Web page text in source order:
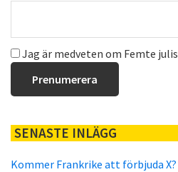
Jag är medveten om Femte julis
SENASTE INLÄGG
Kommer Frankrike att förbjuda X?